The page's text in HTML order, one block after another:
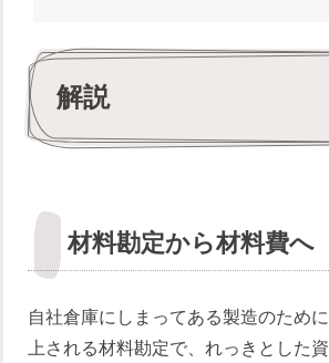
解説
材料勘定から材料費へ
自社倉庫にしまってある製造のため
上される材料勘定で、れっきとした